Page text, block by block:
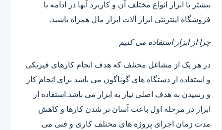
بیشتر با ابزار انواع مختلف آن و کاربرد آنها در ادامه با
فروشگاه اینترنتی ابزار آلات ابزار مال همراه باشید.
چرا از ابزار استفاده می کنیم
در هر یک از مشاغل مختلف که هدف انجام کارهای فیزیکی
و استفاده از دستگاه های گوناگون می باشد برای انجام کار
و رسیدن به هدف اصلی نیاز به ابزار می باشد.استفاده از
ابزار در مرحله اول باعث آسان تر شدن کارها و کاهش
مدت زمان اجرای پروژه های مختلف کاری و فنی می